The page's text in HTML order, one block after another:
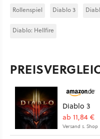
Rollenspiel Diablo 3
Diablo: Hellfire
Diablo 3
ab 11,84 €
Versand s. Shop